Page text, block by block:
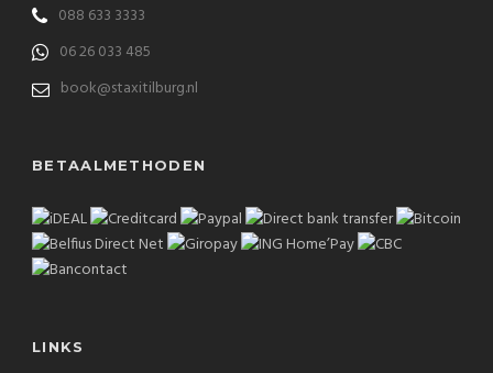
088 633 3333
06 26 033 485
book@staxitilburg.nl
BETAALMETHODEN
LINKS